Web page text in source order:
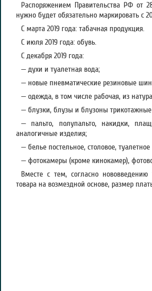
Распоряжением Правительства РФ от
нужно будет обязательно маркировать с
С марта 2019 года: табачная продукция.
С июля 2019 года: обувь.
С декабря 2019 года:
— духи и туалетная вода;
— новые пневматические резиновые
— одежда, в том числе рабочая, из
— блузки, блузы и блузоны
— пальто, полупальто, накидки,
аналогичные изделия;
— белье постельное, столовое,
— фотокамеры (кроме кинокамер),
Вместе с тем, согласно
товара на возмездной основе, размер